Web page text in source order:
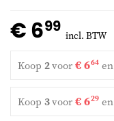
€ 699 incl. BTW
Koop 2voor€ 664 en
Koop 3voor€ 629 en